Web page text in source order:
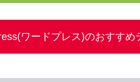
ワードプレス)のおすすめ